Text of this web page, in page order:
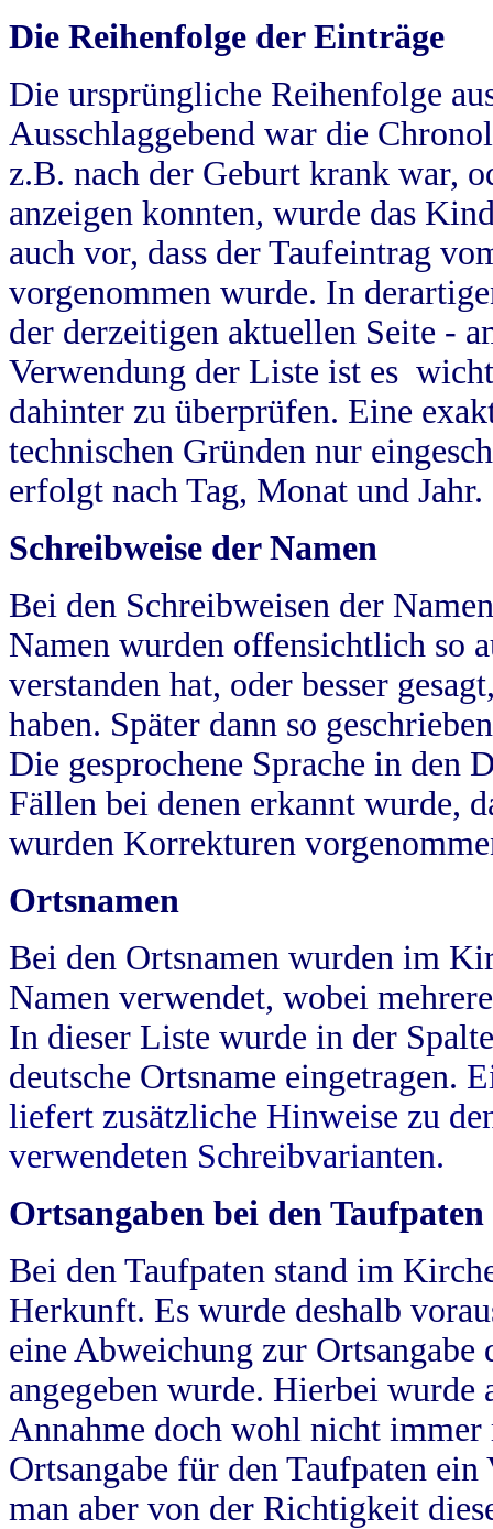
Die Reihenfolge der Einträge
Die ursprüngliche Reihenfolge
Ausschlaggebend war die
z.B. nach der Geburt krank war,
anzeigen konnten, wurde das
auch vor, dass der Taufeintrag
vorgenommen wurde. In
der derzeitigen aktuellen Seite -
Verwendung der Liste ist es
dahinter zu überprüfen. Eine
technischen Gründen nur
erfolgt nach Tag, Monat und Jahr.
Schreibweise der Namen
Bei den Schreibweisen der
Namen wurden offensichtlich so
verstanden hat, oder besser
haben. Später dann so
Die gesprochene Sprache in
Fällen bei denen erkannt wurde,
wurden Korrekturen
Ortsnamen
Bei den Ortsnamen wurden im
Namen verwendet, wobei
In dieser Liste wurde in der
deutsche Ortsname eingetragen.
liefert zusätzliche Hinweise zu
verwendeten Schreibvarianten.
Ortsangaben bei den Taufpaten
Bei den Taufpaten stand im
Herkunft. Es wurde deshalb
eine Abweichung zur
angegeben wurde. Hierbei wurde
Annahme doch wohl nicht
Ortsangabe für den Taufpaten
man aber von der Richtigkeit